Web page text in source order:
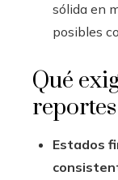
sólida en
posibles
Qué
Estados